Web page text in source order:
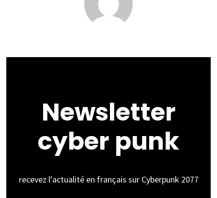
Newsletter
cyber punk
recevez l'actualité en français sur Cyberpunk 2077